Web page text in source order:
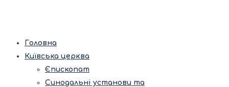
Головна
Київська церква
Єпископат
Синодальні установи та